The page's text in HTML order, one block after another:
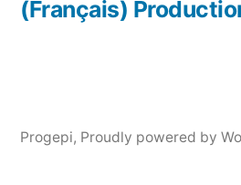
Post
(Français)
Progepi, Proudly powered by